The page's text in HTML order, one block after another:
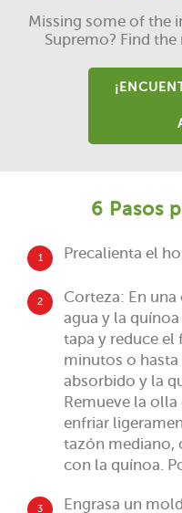
Missing some of the
Supremo? Find
6 Pasos
1 Precalienta el
2
Corteza: En
agua y la
tapa y reduce el
minutos o hasta
absorbido y la
Remueve la olla
enfriar
tazón mediano,
con la quínoa.
3 Engrasa un